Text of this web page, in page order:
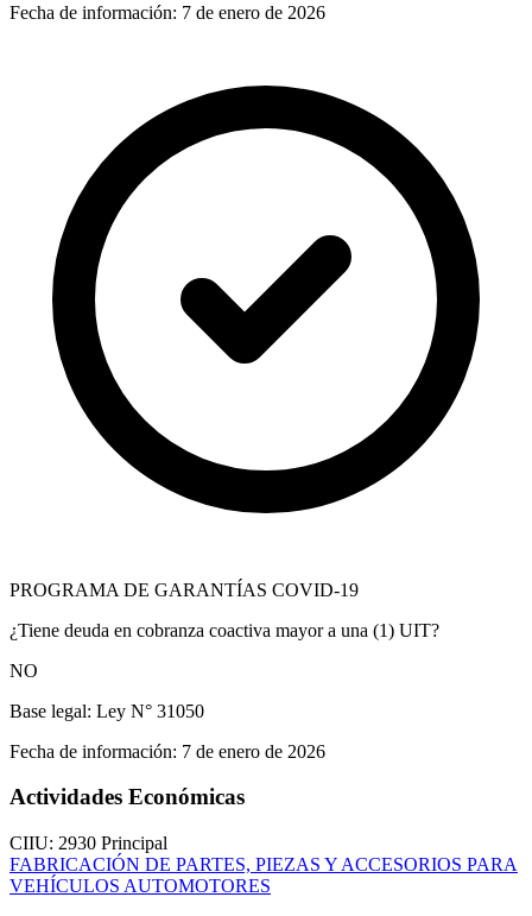
Fecha de información: 7 de enero de 2026
PROGRAMA DE GARANTÍAS COVID-19
¿Tiene deuda en cobranza coactiva mayor a una (1) UIT?
NO
Base legal: Ley N° 31050
Fecha de información: 7 de enero de 2026
Actividades Económicas
CIIU: 2930 Principal
FABRICACIÓN DE PARTES, PIEZAS Y ACCESORIOS PARA
VEHÍCULOS AUTOMOTORES